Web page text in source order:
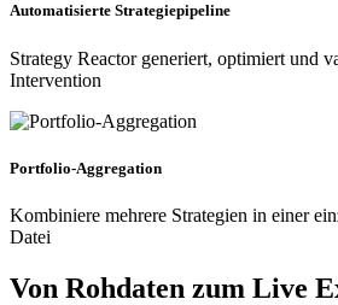
Automatisierte Strategiepipeline
Strategy Reactor generiert, optimiert und
Intervention
Portfolio-Aggregation
Kombiniere mehrere Strategien in einer
Datei
Von Rohdaten zum Live